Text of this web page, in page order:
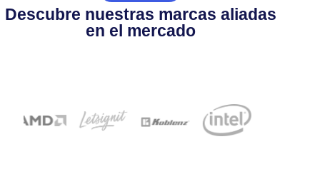
Descubre nuestras marcas aliadas
en el mercado